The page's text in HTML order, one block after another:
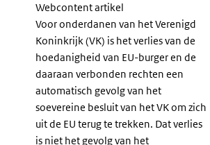
Webcontent artikel
Voor onderdanen van het Verenigd
Koninkrijk (VK) is het verlies van de
hoedanigheid van EU-burger en de
daaraan verbonden rechten een
automatisch gevolg van het
soevereine besluit van het VK om zich
uit de EU terug te trekken. Dat verlies
is niet het gevolg van het